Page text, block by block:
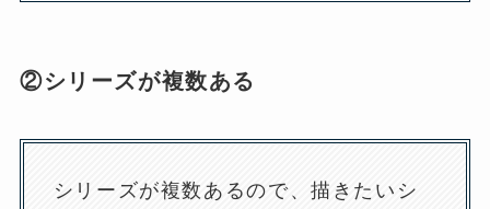
②シリーズが複数ある
シリーズが複数あるので、描きたいシ